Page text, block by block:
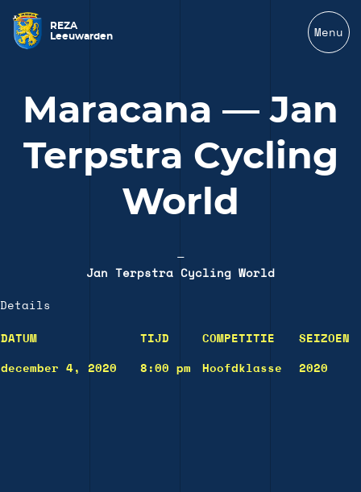
REZA
Leeuwarden
Menu
Maracana — Jan
Terpstra Cycling
World
—
Jan Terpstra Cycling World
Details
DATUM TIJD COMPETITIE SEIZOEN
december 4, 2020 8:00 pm Hoofdklasse 2020